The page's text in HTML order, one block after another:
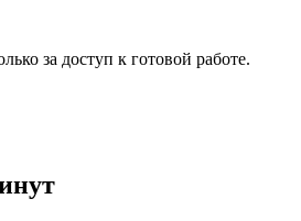
за доступ к готовой работе.